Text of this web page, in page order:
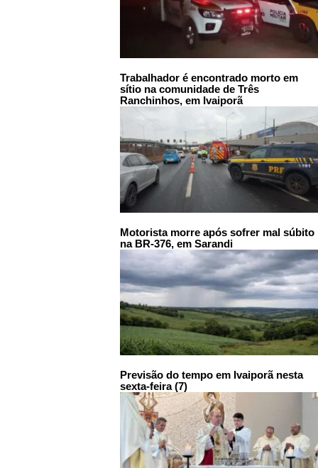
Trabalhador é encontrado morto em
sítio na comunidade de Três
Ranchinhos, em Ivaiporã
Motorista morre após sofrer mal súbito
na BR-376, em Sarandi
Previsão do tempo em Ivaiporã nesta
sexta-feira (7)